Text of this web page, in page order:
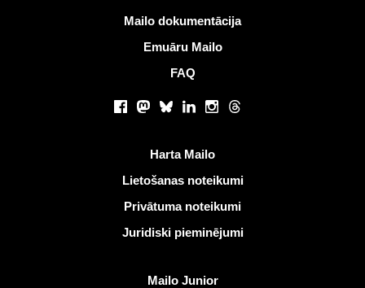
Mailo dokumentācija
Emuāru Mailo
FAQ
Facebook
Mastodon
BlueskyLinkedInInstagram
Threads
Harta Mailo
Lietošanas noteikumi
Privātuma noteikumi
Juridiski pieminējumi
Mailo Junior